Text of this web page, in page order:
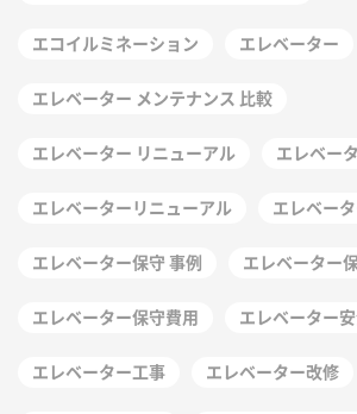
エコイルミネーション エレベーター
エレベーター メンテナンス 比較
エレベーター リニューアル エレベー
エレベーターリニューアル エレベー
エレベーター保守 事例 エレベーター
エレベーター保守費用 エレベーター
エレベーター工事 エレベーター改修